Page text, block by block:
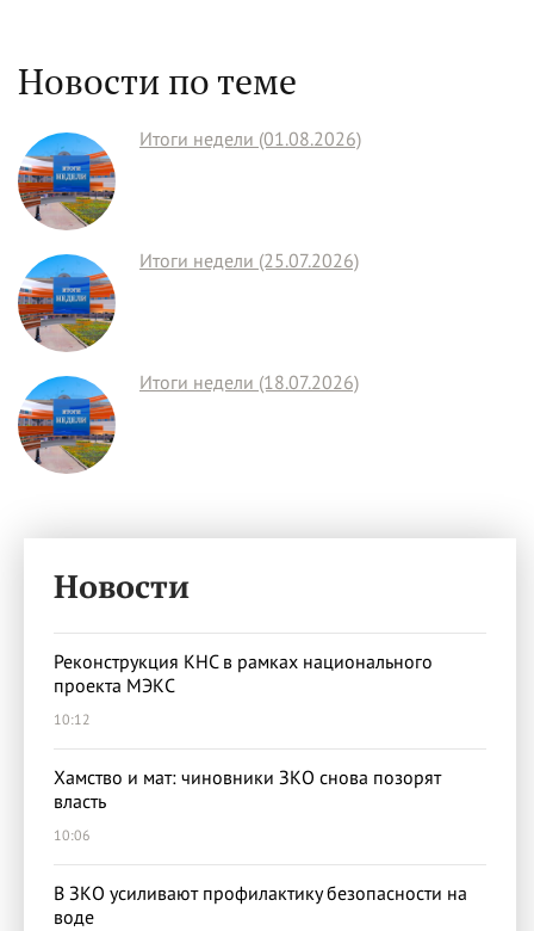
Новости по теме
Итоги недели (01.08.2026)
Итоги недели (25.07.2026)
Итоги недели (18.07.2026)
Новости
Реконструкция КНС в рамках национального
проекта МЭКС
10:12
Хамство и мат: чиновники ЗКО снова позорят
власть
10:06
В ЗКО усиливают профилактику безопасности на
воде